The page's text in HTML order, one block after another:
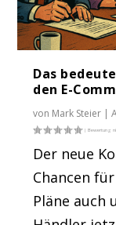
Das
den E-
von Mark Steier |
Der neue
Chancen
Pläne auch